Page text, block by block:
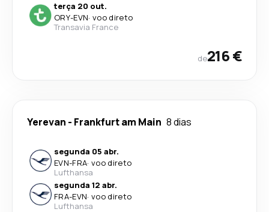
terça 20 out.
ORY-EVN· voo direto
Transavia France
de216 €
Yerevan - Frankfurt am Main 8 dias
segunda 05 abr.
EVN-FRA· voo direto
Lufthansa
segunda 12 abr.
FRA-EVN· voo direto
Lufthansa